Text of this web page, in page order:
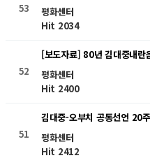
53
평화센터
Hit 2034
52
[보도자료] 80년 김대중내란
평화센터
Hit 2400
51
김대중-오부치 공동선언 20
평화센터
Hit 2412